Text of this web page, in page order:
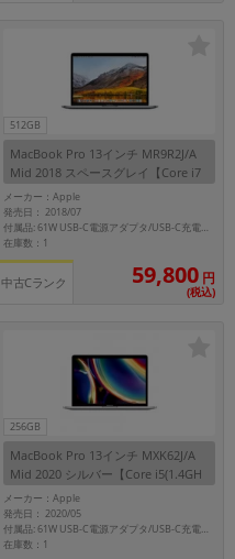
512GB
MacBook Pro 13インチ MR9R2J/A
Mid 2018 スペースグレイ【Core i7
(2.7GHz)/16GB/512GB SSD】
メーカー：Apple
発売日： 2018/07
付属品: 61W USB-C電源アダプタ/USB-C充電ケーブル
在庫数：1
中古Cランク 59,800 円
(税込)
256GB
MacBook Pro 13インチ MXK62J/A
Mid 2020 シルバー【Core i5(1.4GH
z)/8GB/256GB SSD】
メーカー：Apple
発売日： 2020/05
付属品: 61W USB-C電源アダプタ/USB-C充電ケーブル
在庫数：1
月 から
月 まで